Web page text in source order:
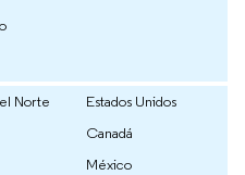
Norte
Estados Unidos
Canadá
México